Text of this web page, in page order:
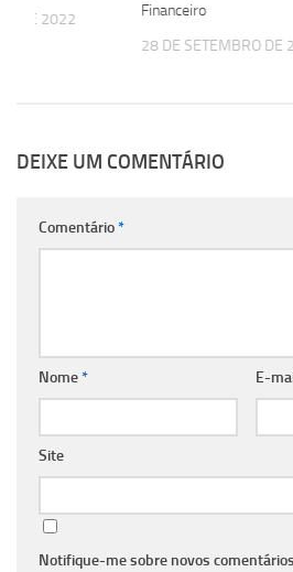
Financeiro
28 DE SETEMBRO DE
DE 2022
DEIXE UM COMENTÁRIO
Comentário*
Nome* E-
Site
Notifique-me sobre novos